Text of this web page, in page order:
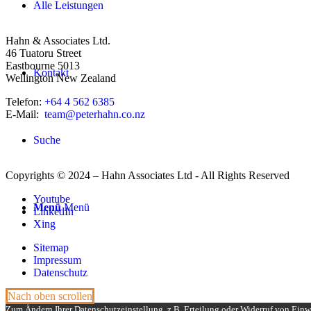
Alle Leistungen
Kontakt
Suche
Menü Menü
Hahn & Associates Ltd.
46 Tuatoru Street
Eastbourne 5013
Wellington New Zealand
Telefon: +64 4 562 6385
E-Mail: team@peterhahn.co.nz
Copyrights © 2024 – Hahn Associates Ltd - All Rights Reserved
Youtube
LinkedIn
Xing
Sitemap
Impressum
Datenschutz
Nach oben scrollen